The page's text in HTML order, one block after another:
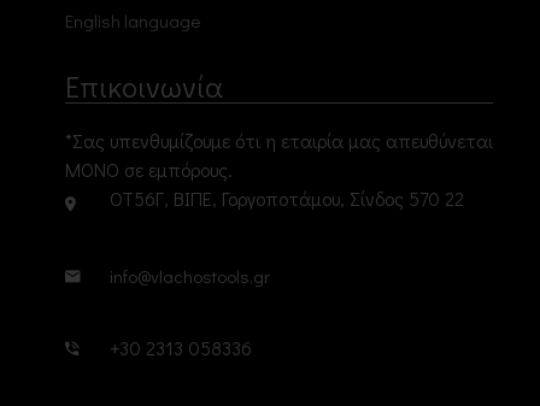
English language
Επικοινωνία
*Σας υπενθυμίζουμε ότι η εταιρία μας απευθύνεται
ΜΟΝΟ σε εμπόρους.
ΟΤ56Γ, ΒΙΠΕ, Γοργοποτάμου, Σίνδος 570 22
info@vlachostools.gr
+30 2313 058336